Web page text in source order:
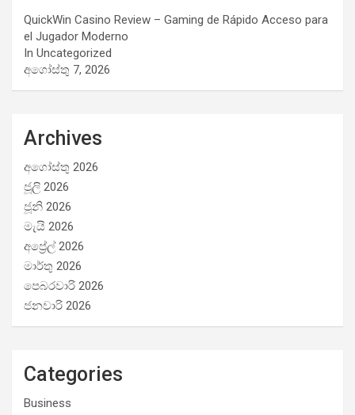
QuickWin Casino Review – Gaming de Rápido Acceso para
el Jugador Moderno
In Uncategorized
අගෝස්තු 7, 2026
Archives
අගෝස්තු 2026
ජූලි 2026
ජූනි 2026
මැයි 2026
අප්‍රේල් 2026
මාර්තු 2026
පෙබරවාරි 2026
ජනවාරි 2026
Categories
Business